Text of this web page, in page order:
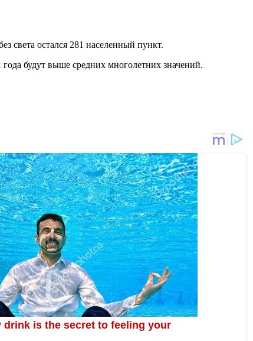
света остался 281 населенный пункт.
будут выше средних многолетних значений.